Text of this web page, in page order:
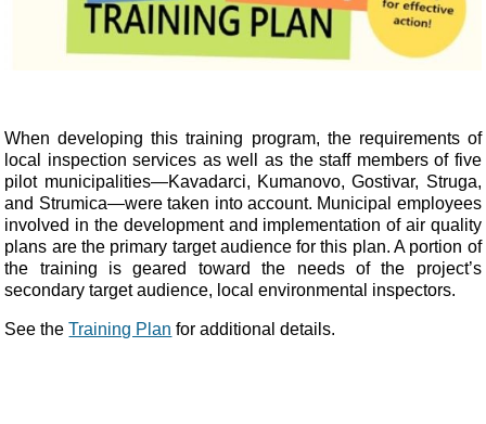
When developing this training program, the requirements of
local inspection services as well as the staff members of five
pilot municipalities—Kavadarci, Kumanovo, Gostivar, Struga,
and Strumica—were taken into account. Municipal employees
involved in the development and implementation of air quality
plans are the primary target audience for this plan. A portion of
the training is geared toward the needs of the project’s
secondary target audience, local environmental inspectors.
See theTraining Plan for additional details.